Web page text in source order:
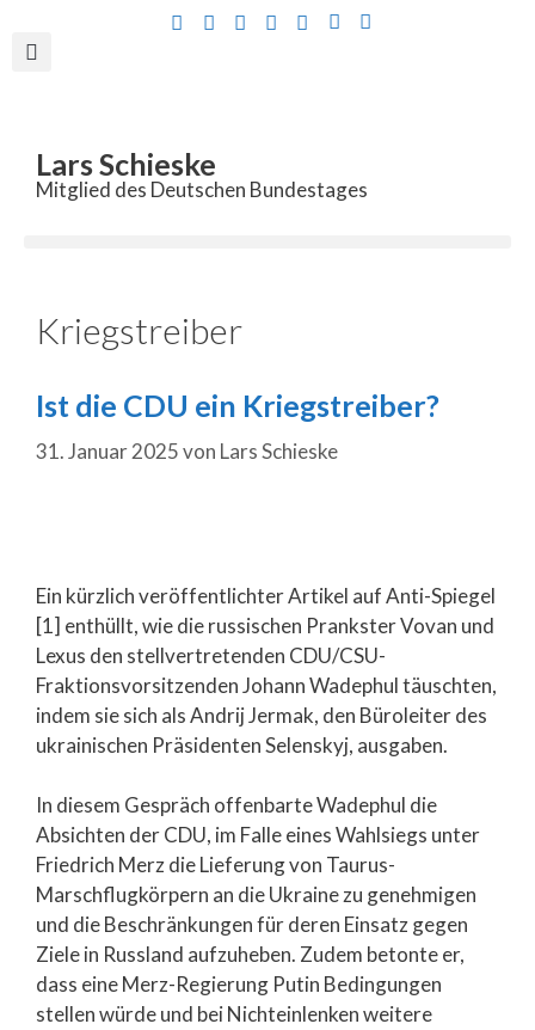
Lars Schieske
Mitglied des Deutschen Bundestages
Kriegstreiber
Ist die CDU ein Kriegstreiber?
31. Januar 2025von Lars Schieske
Ein kürzlich veröffentlichter Artikel auf Anti-Spiegel
[1] enthüllt, wie die russischen Prankster Vovan und
Lexus den stellvertretenden CDU/CSU-
Fraktionsvorsitzenden Johann Wadephul täuschten,
indem sie sich als Andrij Jermak, den Büroleiter des
ukrainischen Präsidenten Selenskyj, ausgaben.
In diesem Gespräch offenbarte Wadephul die
Absichten der CDU, im Falle eines Wahlsiegs unter
Friedrich Merz die Lieferung von Taurus-
Marschflugkörpern an dieUkraine zu genehmigen
und die Beschränkungen für deren Einsatz gegen
Ziele in Russland aufzuheben. Zudem betonte er,
dass eine Merz-Regierung Putin Bedingungen
stellen würde und bei Nichteinlenken weitere